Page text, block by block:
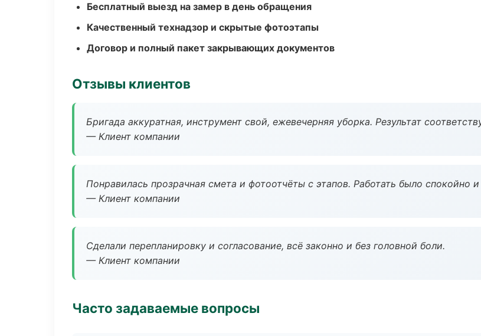
Бесплатный выезд на замер в день обращения
Качественный технадзор и скрытые фотоэтапы
Договор и полный пакет закрывающих документов
Отзывы клиентов
Бригада аккуратная, инструмент свой, ежевечерняя уборка. Результат
— Клиент компании
Понравилась прозрачная смета и фотоотчёты с этапов. Работать было спокойно
— Клиент компании
Сделали перепланировку и согласование, всё законно и без головной боли.
— Клиент компании
Часто задаваемые вопросы